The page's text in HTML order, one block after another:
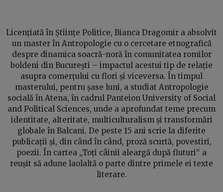
Licențiată în Științe Politice, Bianca Dragomir a absolvit
un master în Antropologie cu o cercetare etnografică
despre dinamica soacră-noră în comunitatea romilor
boldeni din București – impactul acestui tip de relație
asupra comerțului cu flori și viceversa. În timpul
masterului, pentru șase luni, a studiat Antropologie
socială în Atena, în cadrul Panteion University of Social
and Political Sciences, unde a aprofundat teme precum
identitate, alteritate, multiculturalism și transformări
globale în Balcani. De peste 15 ani scrie la diferite
publicații și, din când în când, proză scurtă, povestiri,
poezii. În cartea „Toți câinii aleargă după fluturi“ a
reușit să adune laolaltă o parte dintre primele ei texte
literare.